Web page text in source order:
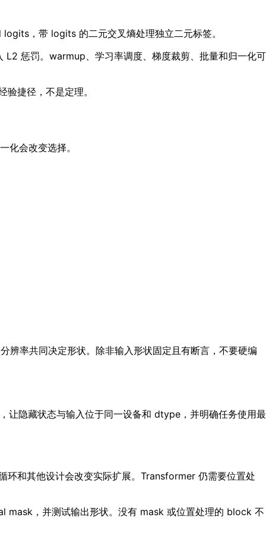
，带 logits 的二元交叉熵处理独立二元标签。
惩罚。warmup、学习率调度、梯度裁剪、批量和归一化可
捷径，不是定理。
会改变选择。
率共同决定形状。除非输入形状固定且有断言，不要硬编
让隐藏状态与输入位于同一设备和 dtype，并明确任务使用最
和其他设计会改变实际扩展。Transformer 仍需要位置处
mask，并测试输出形状。没有 mask 或位置处理的 block 不